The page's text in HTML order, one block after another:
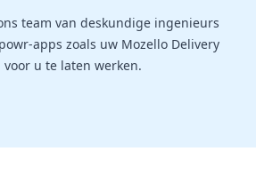
team van deskundige ingenieurs
apps zoals uw Mozello Delivery
voor u te laten werken.